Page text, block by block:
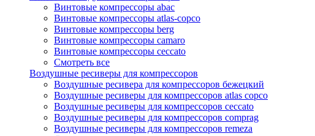
Винтовые компрессоры abac
Винтовые компрессоры atlas-copco
Винтовые компрессоры berg
Винтовые компрессоры camaro
Винтовые компрессоры ceccato
Смотреть все
Воздушные ресиверы для компрессоров
Воздушные ресивера для компрессоров бежецкий
Воздушные ресиверы для компрессоров atlas copco
Воздушные ресиверы для компрессоров ceccato
Воздушные ресиверы для компрессоров comprag
Воздушные ресиверы для компрессоров remeza